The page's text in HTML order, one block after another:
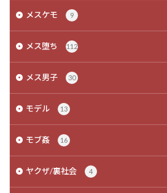
メスケモ 9
メス堕ち 112
メス男子 30
モデル 13
モブ姦 16
ヤクザ/裏社会 4